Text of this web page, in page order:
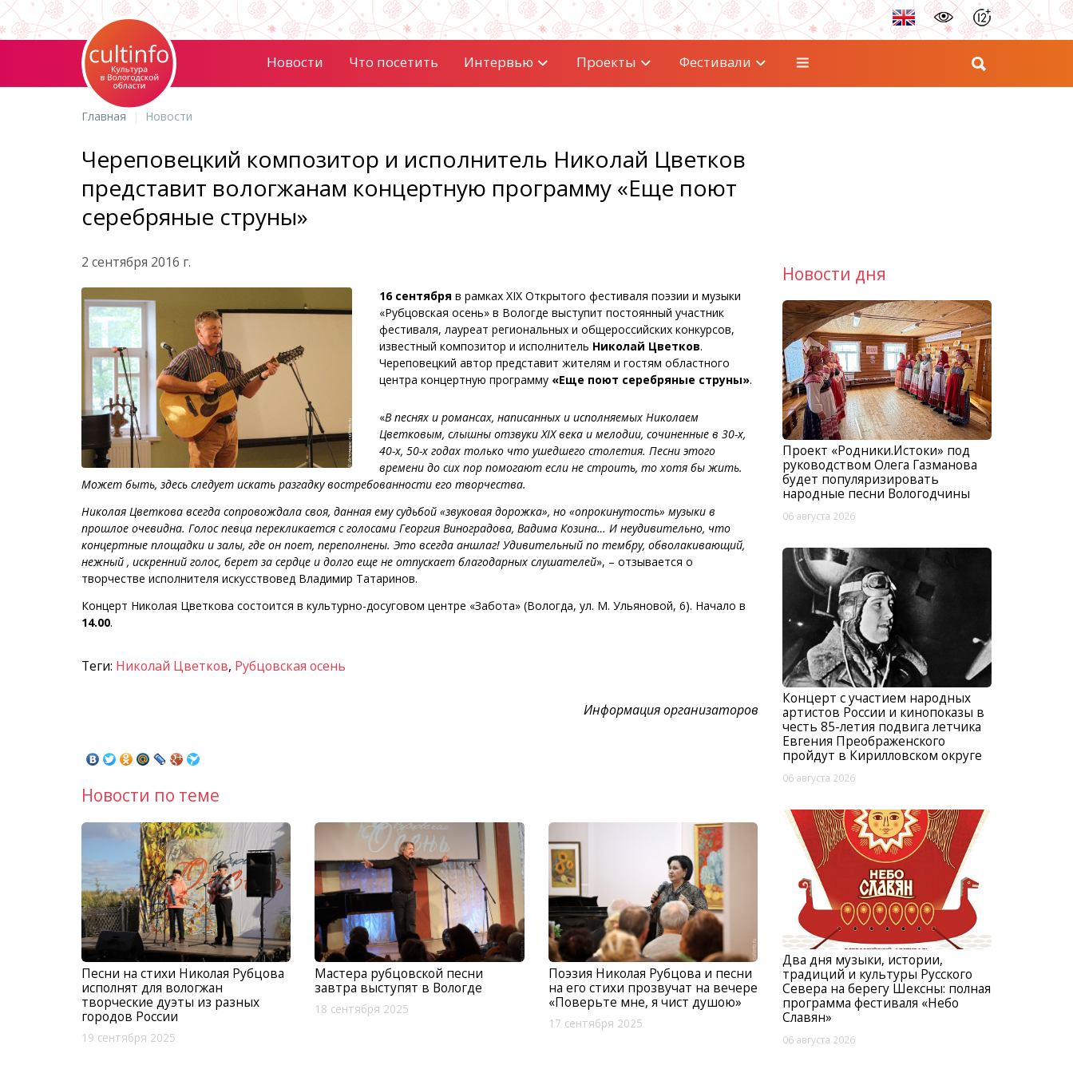
Новости Что посетить Интервью Проекты Фестивали
Главная Новости
Череповецкий композитор и исполнитель Николай Цветков
представит вологжанам концертную программу «Еще поют
серебряные струны»
2 сентября 2016 г.
16 сентября в рамках XIX Открытого фестиваля поэзии и музыки
«Рубцовская осень» в Вологде выступит постоянный участник
фестиваля, лауреат региональных и общероссийских конкурсов,
известный композитор и исполнитель Николай Цветков.
Череповецкий автор представит жителям и гостям областного
центра концертную программу «Еще поют серебряные струны».
«В песнях и романсах, написанных и исполняемых Николаем
Цветковым, слышны отзвуки XIX века и мелодии, сочиненные в 30-х,
40-х, 50-х годах только что ушедшего столетия. Песни этого
времени до сих пор помогают если не строить, то хотя бы жить.
Может быть, здесь следует искать разгадку востребованности его творчества.
Николая Цветкова всегда сопровождала своя, данная ему судьбой «звуковая дорожка», но «опрокинутость» музыки в
прошлое очевидна. Голос певца перекликается с голосами Георгия Виноградова, Вадима Козина… И неудивительно, что
концертные площадки и залы, где он поет, переполнены. Это всегда аншлаг! Удивительный по тембру, обволакивающий,
нежный , искренний голос, берет за сердце и долго еще не отпускает благодарных слушателей», – отзывается о
творчестве исполнителя искусствовед Владимир Татаринов.
Концерт Николая Цветкова состоится в культурно-досуговом центре «Забота» (Вологда, ул. М. Ульяновой, 6). Начало в
14.00.
Теги: Николай Цветков, Рубцовская осень
Информация организаторов
Новости по теме
Песни на стихи Николая Рубцова
исполнят для вологжан
творческие дуэты из разных
городов России
19 сентября 2025
Мастера рубцовской песни
завтра выступят в Вологде
18 сентября 2025
Поэзия Николая Рубцова и песни
на его стихи прозвучат на вечере
«Поверьте мне, я чист душою»
17 сентября 2025
Новости дня
Проект «Родники.Истоки» под
руководством Олега Газманова
будет популяризировать
народные песни Вологодчины
06 августа 2026
Концерт с участием народных
артистов России и кинопоказы в
честь 85-летия подвига летчика
Евгения Преображенского
пройдут в Кирилловском округе
06 августа 2026
Два дня музыки, истории,
традиций и культуры Русского
Севера на берегу Шексны: полная
программа фестиваля «Небо
Славян»
06 августа 2026